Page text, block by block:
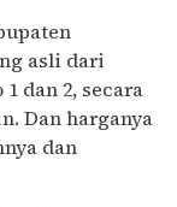
asli dari
dan 2, secara
Dan harganya
dan